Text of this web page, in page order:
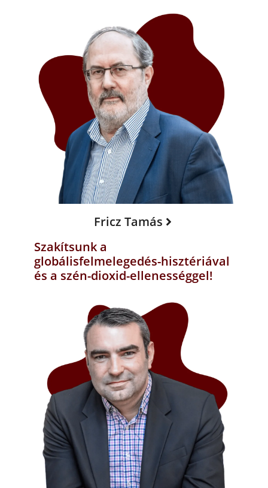
Fricz Tamás
Szakítsunk a
globálisfelmelegedés-hisztériával
és a szén-dioxid-ellenességgel!